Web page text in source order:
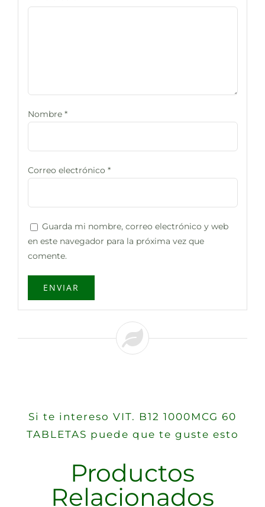
Nombre *
Correo electrónico *
Guarda mi nombre, correo electrónico y web
en este navegador para la próxima vez que
comente.
Si te intereso VIT. B12 1000MCG 60
TABLETAS puede que te guste esto
Productos
Relacionados